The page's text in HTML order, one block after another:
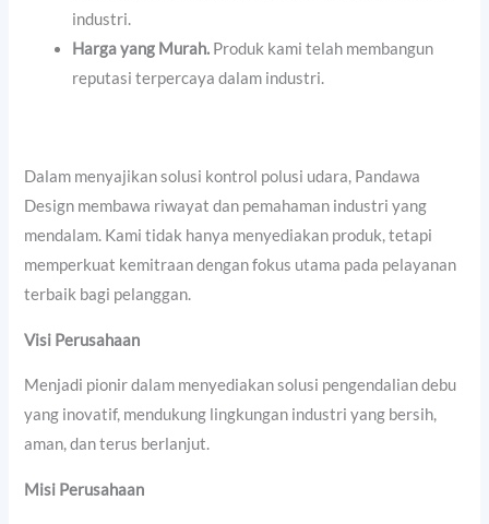
industri.
Harga yang Murah. Produk kami telah membangun
reputasi terpercaya dalam industri.
Dalam menyajikan solusi kontrol polusi udara, Pandawa
Design membawa riwayat dan pemahaman industri yang
mendalam. Kami tidak hanya menyediakan produk, tetapi
memperkuat kemitraan dengan fokus utama pada pelayanan
terbaik bagi pelanggan.
Visi Perusahaan
Menjadi pionir dalam menyediakan solusi pengendalian debu
yang inovatif, mendukung lingkungan industri yang bersih,
aman, dan terus berlanjut.
Misi Perusahaan